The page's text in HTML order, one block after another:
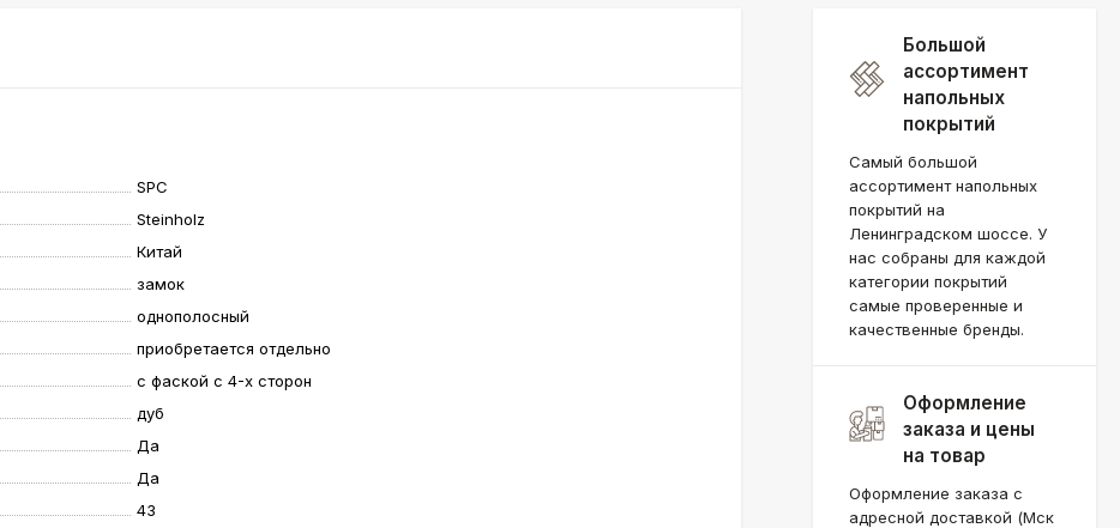
SPC
Steinholz
Китай
замок
однополосный
приобретается отдельно
с фаской с 4-х сторон
дуб
Да
Да
43
Большой
ассортимент
напольных
покрытий
Самый большой
ассортимент напольных
покрытий на
Ленинградском шоссе. У
нас собраны для каждой
категории покрытий
самые проверенные и
качественные бренды.
Оформление
заказа и цены
на товар
Оформление заказа с
адресной доставкой (Мск